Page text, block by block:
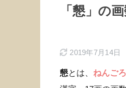
「懇」の
2019年7月14日
懇とは、 ねんご